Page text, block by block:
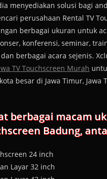
menyediakan solusi bagi
perusahaan Rental TV
berbagai ukuran untuk
konferensi, seminar,
berbagai acara sejenis.
TV Touchscreen Murah
besar di Jawa Timur, Jawa
berbagai macam
Badung,
24 inch
Layar 32 inch